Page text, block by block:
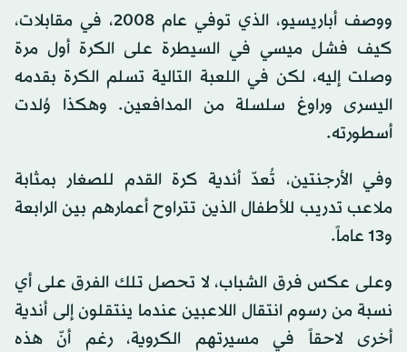
ووصف أباريسيو، الذي توفي عام 2008، في مقابلات،
كيف فشل ميسي في السيطرة على الكرة أول مرة
وصلت إليه، لكن في اللعبة التالية تسلم الكرة بقدمه
اليسرى وراوغ سلسلة من المدافعين. وهكذا وُلدت
أسطورته.
وفي الأرجنتين، تُعدّ أندية كرة القدم للصغار بمثابة
ملاعب تدريب للأطفال الذين تتراوح أعمارهم بين الرابعة
و13 عاماً.
وعلى عكس فرق الشباب، لا تحصل تلك الفرق على أي
نسبة من رسوم انتقال اللاعبين عندما ينتقلون إلى أندية
أخرى لاحقاً في مسيرتهم الكروية، رغم أنّ هذه